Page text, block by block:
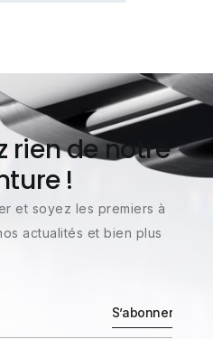
rien de notre
!
et soyez les premiers à
actualités et bien plus